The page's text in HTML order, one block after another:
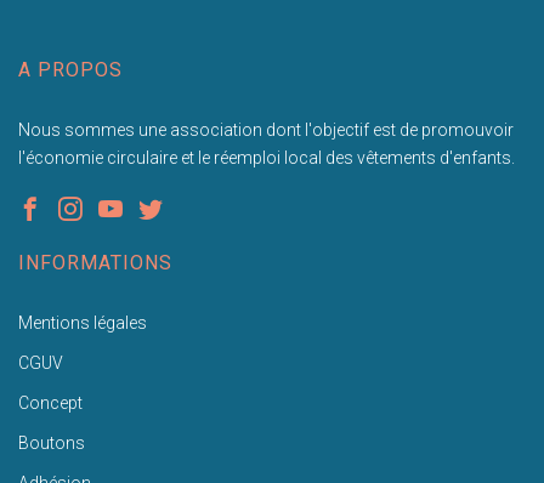
A PROPOS
Nous sommes une association dont l'objectif est de promouvoir
l'économie circulaire et le réemploi local des vêtements d'enfants.
INFORMATIONS
Mentions légales
CGUV
Concept
Boutons